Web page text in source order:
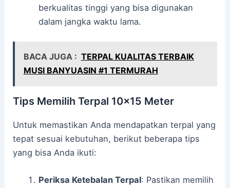
berkualitas tinggi yang bisa digunakan
dalam jangka waktu lama.
BACA JUGA : TERPAL KUALITAS TERBAIK
MUSI BANYUASIN #1 TERMURAH
Tips Memilih Terpal 10×15 Meter
Untuk memastikan Anda mendapatkan terpal yang
tepat sesuai kebutuhan, berikut beberapa tips
yang bisa Anda ikuti:
Periksa Ketebalan Terpal: Pastikan memilih